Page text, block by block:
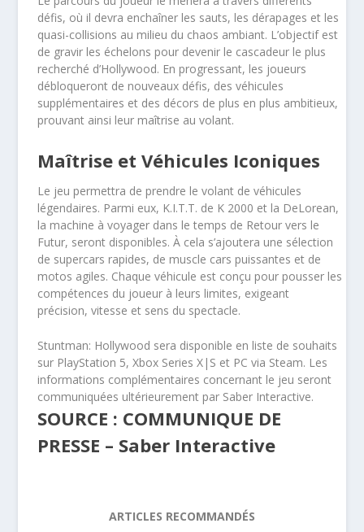
défis, où il devra enchaîner les sauts, les dérapages et les
quasi-collisions au milieu du chaos ambiant. L’objectif est
de gravir les échelons pour devenir le cascadeur le plus
recherché d’Hollywood. En progressant, les joueurs
débloqueront de nouveaux défis, des véhicules
supplémentaires et des décors de plus en plus ambitieux,
prouvant ainsi leur maîtrise au volant.
Maîtrise et Véhicules Iconiques
Le jeu permettra de prendre le volant de véhicules
légendaires. Parmi eux, K.I.T.T. de K 2000 et la DeLorean,
la machine à voyager dans le temps de Retour vers le
Futur, seront disponibles. À cela s’ajoutera une sélection
de supercars rapides, de muscle cars puissantes et de
motos agiles. Chaque véhicule est conçu pour pousser les
compétences du joueur à leurs limites, exigeant
précision, vitesse et sens du spectacle.
Stuntman: Hollywood sera disponible en liste de souhaits
sur PlayStation 5, Xbox Series X|S et PC via Steam. Les
informations complémentaires concernant le jeu seront
communiquées ultérieurement par Saber Interactive.
SOURCE : COMMUNIQUE DE
PRESSE – Saber Interactive
ARTICLES RECOMMANDÉS